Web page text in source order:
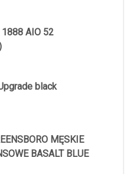
AIO 52
black
MĘSKIE
BASALT BLUE